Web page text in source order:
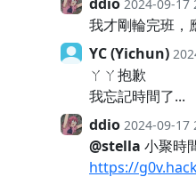
2024-09-17
我才剛輪完班，
YC (Yichun)
ㄚㄚ抱歉
我忘記時間了...
ddio 2024-09-17
@stella 小聚時
https://